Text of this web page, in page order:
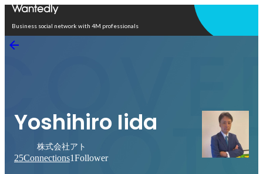
Business social network with 4M professionals
Yoshihiro Iida
株式会社アト
25Connections1Follower